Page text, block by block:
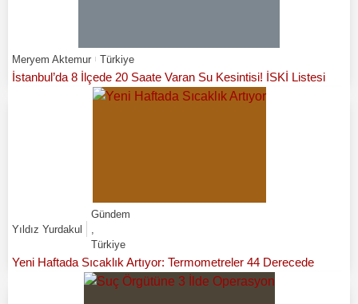
Meryem Aktemur Türkiye
İstanbul’da 8 İlçede 20 Saate Varan Su Kesintisi! İSKİ Listesi
Yıldız Yurdakul
Gündem
Türkiye
Yeni Haftada Sıcaklık Artıyor: Termometreler 44 Derecede